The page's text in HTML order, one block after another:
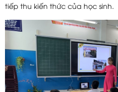
tiếp thu kiến thức của học sinh.